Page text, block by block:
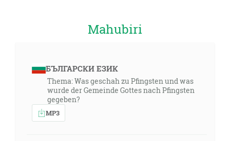
Mahubiri
БЪЛГАРСКИ ЕЗИК
Thema: Was geschah zu Pfingsten und was
wurde der Gemeinde Gottes nach Pfingsten
gegeben?
MP3